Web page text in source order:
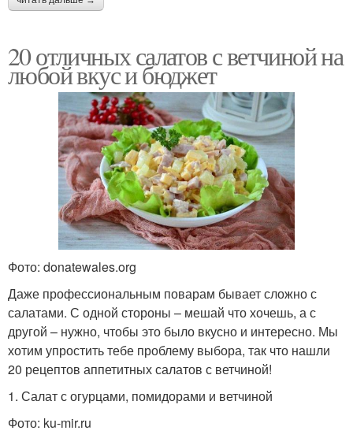
20 отличных салатов с ветчиной на
любой вкус и бюджет
Фото: donatewales.org
Даже профессиональным поварам бывает сложно с
салатами. С одной стороны – мешай что хочешь, а с
другой – нужно, чтобы это было вкусно и интересно. Мы
хотим упростить тебе проблему выбора, так что нашли
20 рецептов аппетитных салатов с ветчиной!
1. Салат с огурцами, помидорами и ветчиной
Фото: ku-mir.ru